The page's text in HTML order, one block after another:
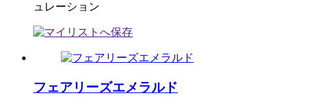
ュレーション
フェアリーズエメラルド